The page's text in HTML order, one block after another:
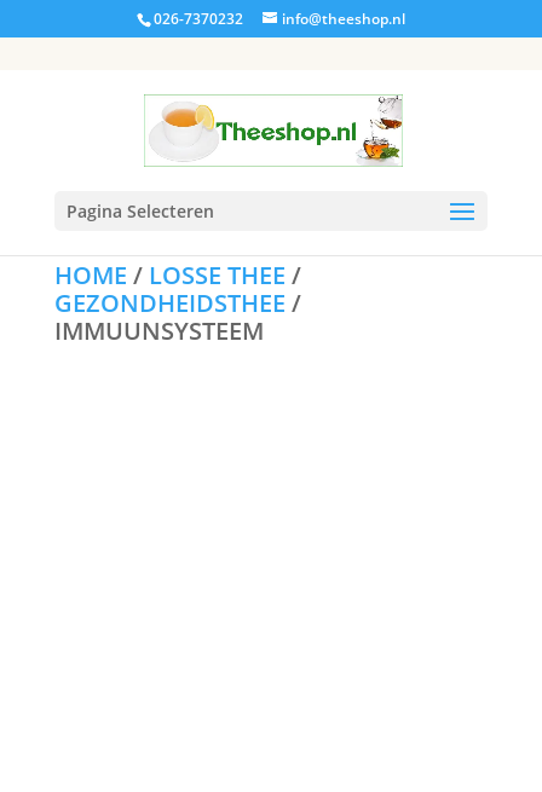
026-7370232 info@theeshop.nl
Pagina Selecteren
HOME / LOSSE THEE /
GEZONDHEIDSTHEE /
IMMUUNSYSTEEM